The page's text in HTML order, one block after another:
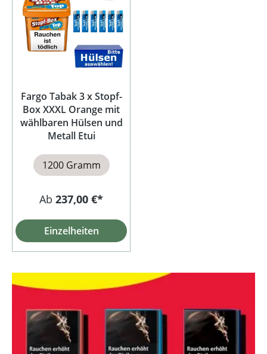
Fargo Tabak 3 x Stopf-
Box XXXL Orange mit
wählbaren Hülsen und
Metall Etui
1200 Gramm
Ab 237,00 €*
Einzelheiten